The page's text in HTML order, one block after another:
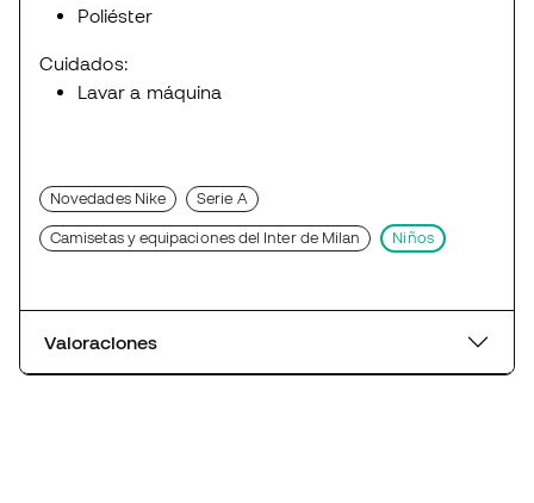
Poliéster
Cuidados:
Lavar a máquina
Novedades Nike Serie A
Camisetas y equipaciones del Inter de Milan Niños
Valoraciones